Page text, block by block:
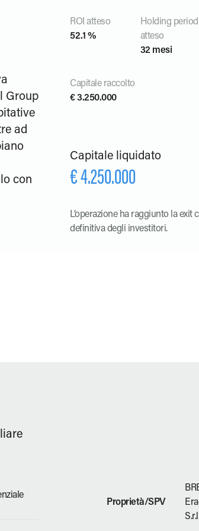
Group
ad
con
ROI atteso
52.1 %
Holding period
atteso
32 mesi
Capitale raccolto
€ 3.250.000
Capitale liquidato
€ 4.250.000
L’operazione ha raggiunto la exit
definitiva degli investitori.
Proprietà/SPV
S.r.l.